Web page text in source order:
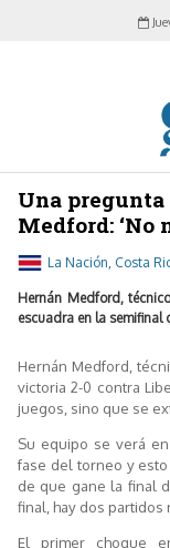
Una
Medford: ‘No
La Nación, Costa
Hernán Medford,
escuadra en la semifinal
Hernán Medford,
victoria 2-0 contra
juegos, sino que se
Su equipo se verá
fase del torneo y
de que gane la final
final, hay dos partidos
El primer choque